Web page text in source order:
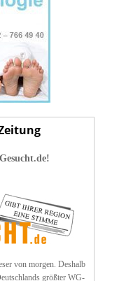
von morgen. Deshalb
größter WG-